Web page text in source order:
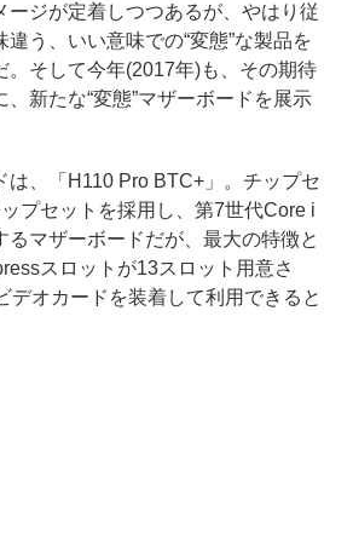
ージが定着しつつあるが、やはり従
う、いい意味での“変態”な製品を
。そして今年(2017年)も、その期待
新たな“変態”マザーボードを展示
、「H110 Pro BTC+」。チップセ
プセットを採用し、第7世代Core i
るマザーボードだが、最大の特徴と
スロットが13スロット用意さ
デオカードを装着して利用できると